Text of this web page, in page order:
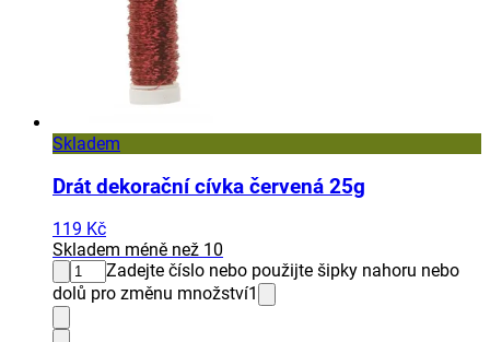
Skladem
Drát dekorační cívka červená 25g
119 Kč
Skladem méně než 10
Zadejte číslo nebo použijte šipky nahoru nebo
dolů pro změnu množství1